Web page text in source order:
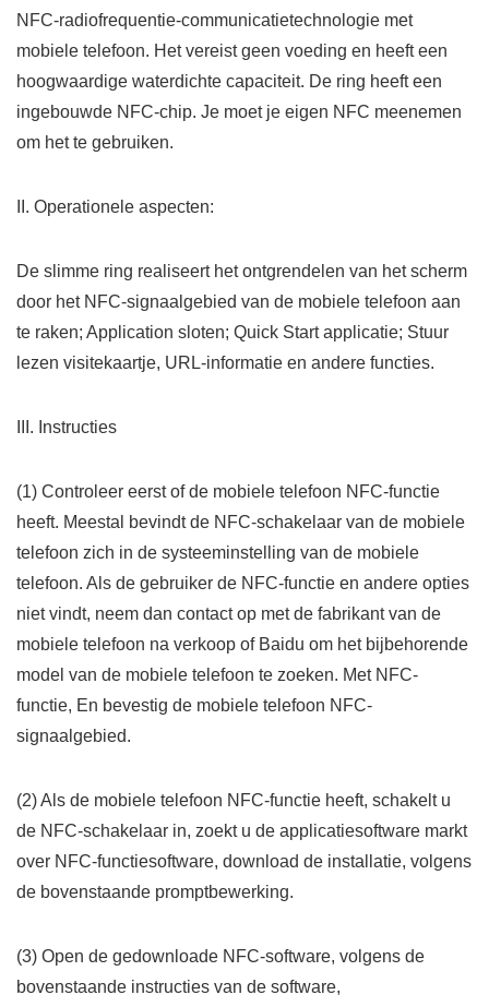
NFC-radiofrequentie-communicatietechnologie met
mobiele telefoon. Het vereist geen voeding en heeft een
hoogwaardige waterdichte capaciteit. De ring heeft een
ingebouwde NFC-chip. Je moet je eigen NFC meenemen
om het te gebruiken.
II. Operationele aspecten:
De slimme ring realiseert het ontgrendelen van het scherm
door het NFC-signaalgebied van de mobiele telefoon aan
te raken; Application sloten; Quick Start applicatie; Stuur
lezen visitekaartje, URL-informatie en andere functies.
III. Instructies
(1) Controleer eerst of de mobiele telefoon NFC-functie
heeft. Meestal bevindt de NFC-schakelaar van de mobiele
telefoon zich in de systeeminstelling van de mobiele
telefoon. Als de gebruiker de NFC-functie en andere opties
niet vindt, neem dan contact op met de fabrikant van de
mobiele telefoon na verkoop of Baidu om het bijbehorende
model van de mobiele telefoon te zoeken. Met NFC-
functie, En bevestig de mobiele telefoon NFC-
signaalgebied.
(2) Als de mobiele telefoon NFC-functie heeft, schakelt u
de NFC-schakelaar in, zoekt u de applicatiesoftware markt
over NFC-functiesoftware, download de installatie, volgens
de bovenstaande promptbewerking.
(3) Open de gedownloade NFC-software, volgens de
bovenstaande instructies van de software,